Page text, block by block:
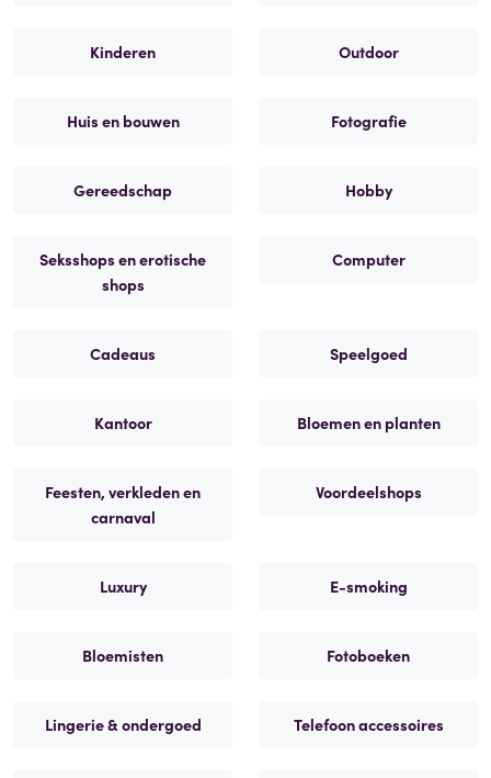
Kinderen Outdoor
Huis en bouwen Fotografie
Gereedschap Hobby
Seksshops en erotische
shops
Computer
Cadeaus Speelgoed
Kantoor Bloemen en planten
Feesten, verkleden en
carnaval
Voordeelshops
Luxury E-smoking
Bloemisten Fotoboeken
Lingerie & ondergoed Telefoon accessoires